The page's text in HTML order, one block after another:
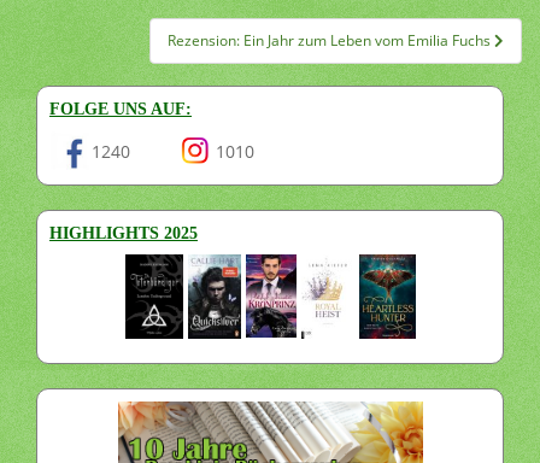
Rezension: Ein Jahr zum Leben vom Emilia Fuchs
FOLGE UNS AUF:
1240 1010
HIGHLIGHTS 2025